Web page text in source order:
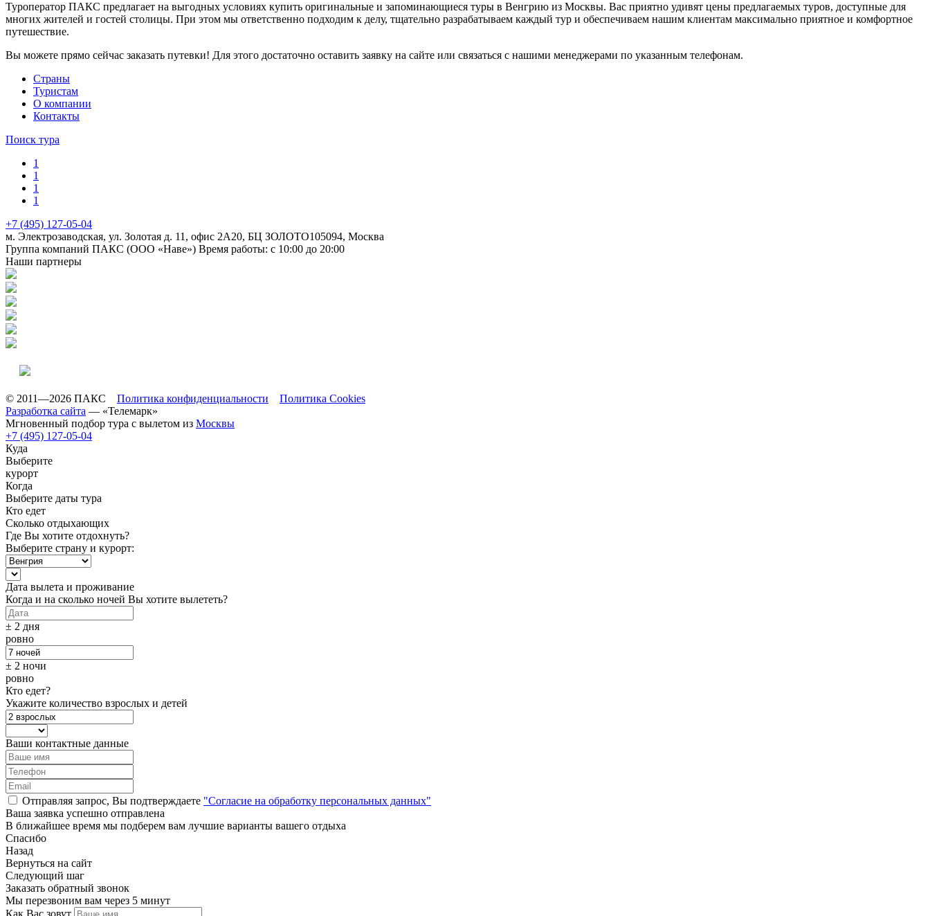
Туроператор ПАКС предлагает на выгодных условиях купить оригинальные и запоминающиеся туры в Венгрию из Москвы. Вас приятно удивят цены предлагаемых туров, доступные для
многих жителей и гостей столицы. При этом мы ответственно подходим к делу, тщательно разрабатываем каждый тур и обеспечиваем нашим клиентам максимально приятное и комфортное
путешествие.
Вы можете прямо сейчас заказать путевки! Для этого достаточно оставить заявку на сайте или связаться с нашими менеджерами по указанным телефонам.
Cтраны
Туристам
О компании
Контакты
Поиск тура
1
1
1
1
+7 (495) 127-05-04
м. Электрозаводская, ул. Золотая д. 11, офис 2А20, БЦ ЗОЛОТО105094, Москва
Группа компаний ПАКС (ООО «Наве») Время работы: с 10:00 до 20:00
Наши партнеры
© 2011—2026 ПАКС Политика конфиденциальности
Политика Cookies
Разработка сайта — «Телемарк»
Мгновенный подбор тура с вылетом из Москвы
+7 (495) 127-05-04
Куда
Выберите
курорт
Когда
Выберите даты тура
Кто едет
Сколько отдыхающих
Где Вы хотите отдохнуть?
Выберите страну и курорт:
Дата вылета и проживание
Когда и на сколько ночей Вы хотите вылететь?
± 2 дня
ровно
± 2 ночи
ровно
Кто едет?
Укажите количество взрослых и детей
Ваши контактные данные
Отправляя запрос, Вы подтверждаете "Согласие на обработку персональных данных"
Ваша заявка успешно отправлена
В ближайшее время мы подберем вам лучшие варианты вашего отдыха
Спасибо
Назад
Вернуться на сайт
Следующий шаг
Заказать обратный звонок
Мы перезвоним вам через 5 минут
Как Вас зовут